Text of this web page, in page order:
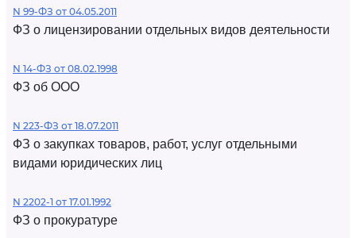
N 99-ФЗ от 04.05.2011
ФЗ о лицензировании отдельных видов деятельности
N 14-ФЗ от 08.02.1998
ФЗ об ООО
N 223-ФЗ от 18.07.2011
ФЗ о закупках товаров, работ, услуг отдельными
видами юридических лиц
N 2202-1 от 17.01.1992
ФЗ о прокуратуре